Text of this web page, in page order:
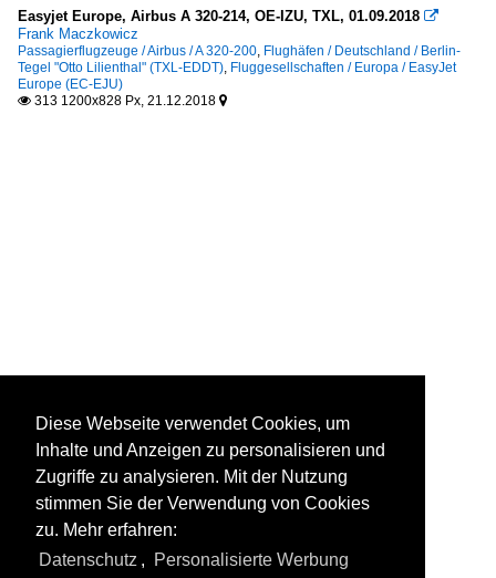
Easyjet Europe, Airbus A 320-214, OE-IZU, TXL, 01.09.2018 
Frank Maczkowicz
Passagierflugzeuge / Airbus / A 320-200, Flughäfen / Deutschland / Berlin-
Tegel "Otto Lilienthal" (TXL-EDDT), Fluggesellschaften / Europa / EasyJet
Europe (EC-EJU)
 313 1200x828 Px, 21.12.2018 
Diese Webseite verwendet Cookies, um
Inhalte und Anzeigen zu personalisieren und
Zugriffe zu analysieren. Mit der Nutzung
stimmen Sie der Verwendung von Cookies
zu. Mehr erfahren:
Datenschutz , Personalisierte Werbung